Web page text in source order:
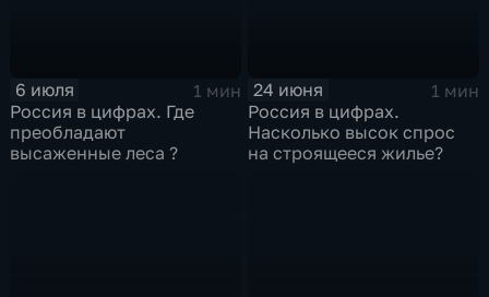
6 июля
1 мин
Россия в цифрах. Где
преобладают
высаженные леса ?
24 июня
1 мин
Россия в цифрах.
Насколько высок спрос
на строящееся жилье?